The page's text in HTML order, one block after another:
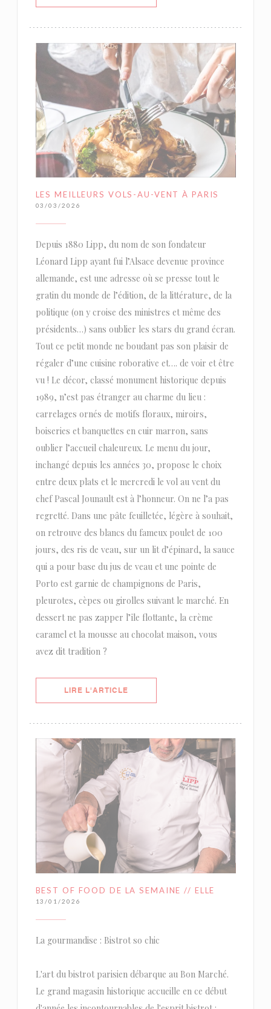
LES MEILLEURS VOLS-AU-VENT À PARIS
03/03/2026
Depuis 1880 Lipp, du nom de son fondateur
Léonard Lipp ayant fui l’Alsace devenue province
allemande, est une adresse où se presse tout le
gratin du monde de l’édition, de la littérature, de la
politique (on y croise des ministres et même des
présidents…) sans oublier les stars du grand écran.
Tout ce petit monde ne boudant pas son plaisir de
régaler d’une cuisine roborative et…. de voir et être
vu ! Le décor, classé monument historique depuis
1989, n’est pas étranger au charme du lieu :
carrelages ornés de motifs floraux, miroirs,
boiseries et banquettes en cuir marron, sans
oublier l’accueil chaleureux. Le menu du jour,
inchangé depuis les années 30, propose le choix
entre deux plats et le mercredi le vol au vent du
chef Pascal Jounault est à l’honneur. On ne l’a pas
regretté. Dans une pâte feuilletée, légère à souhait,
on retrouve des blancs du fameux poulet de 100
jours, des ris de veau, sur un lit d’épinard, la sauce
qui a pour base du jus de veau et une pointe de
Porto est garnie de champignons de Paris,
pleurotes, cèpes ou girolles suivant le marché. En
dessert ne pas zapper l’île flottante, la crème
caramel et la mousse au chocolat maison, vous
avez dit tradition ?
LIRE L'ARTICLE((OUVRE UNE NOUVELLE
BEST OF FOOD DE LA SEMAINE // ELLE
13/01/2026
La gourmandise : Bistrot so chic
L'art du bistrot parisien débarque au Bon Marché.
Le grand magasin historique accueille en ce début